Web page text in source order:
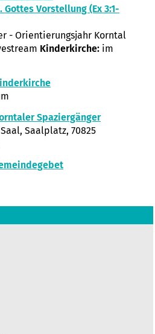
Vorstellung (Ex 3:1-
- Orientierungsjahr Korntal
Kinderkirche: im
Spaziergänger
Saalplatz, 70825